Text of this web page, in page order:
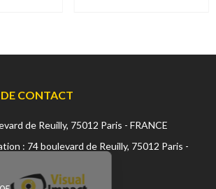
CONTACT
de Reuilly, 75012 Paris - FRANCE
: 74 boulevard de Reuilly, 75012 Paris -
utilisons